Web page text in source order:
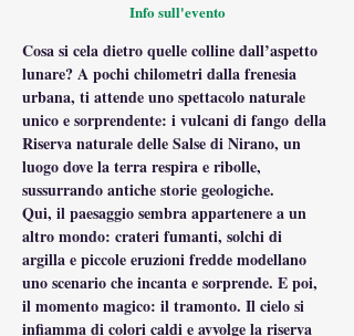
Info sull'evento
Cosa si cela dietro quelle colline dall’aspetto
lunare? A pochi chilometri dalla frenesia
urbana, ti attende uno spettacolo naturale
unico e sorprendente: i vulcani di fango della
Riserva naturale delle Salse di Nirano, un
luogo dove la terra respira e ribolle,
sussurrando antiche storie geologiche.
Qui, il paesaggio sembra appartenere a un
altro mondo: crateri fumanti, solchi di
argilla e piccole eruzioni fredde modellano
uno scenario che incanta e sorprende. E poi,
il momento magico: il tramonto. Il cielo si
infiamma di colori caldi e avvolge la riserva